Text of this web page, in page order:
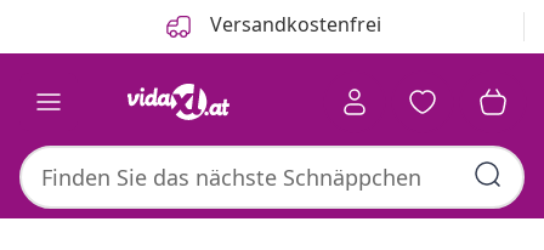
Versandkostenfrei